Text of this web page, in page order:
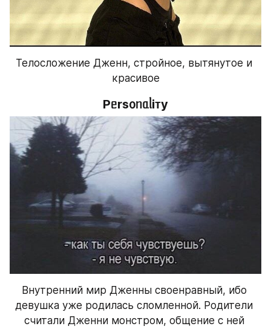
Телосложение Дженн, стройное, вытянутое и
красивое
Pᥱrs᧐ᥒᥲᥣiᴛy
Внутренний мир Дженны своенравный, ибо
девушка уже родилась сломленной. Родители
считали Дженни монстром, общение с ней